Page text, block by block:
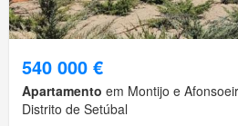
540 000 €
Apartamento em Montijo e
Distrito de Setúbal